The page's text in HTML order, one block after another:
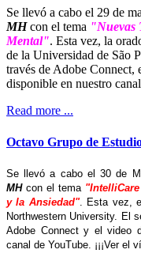
Se llevó a cabo el 29 de
MHcon el tema "Nuevas
Mental". Esta vez, la
de la Universidad de São
través de Adobe Connect,
disponible en nuestro
Read more ...
Octavo Grupo de
Se llevó a cabo el 30 de
MHcon el tema
y la Ansiedad". Esta vez,
Northwestern University. El
Adobe Connect y el video
canal de YouTube. ¡¡¡Ver el